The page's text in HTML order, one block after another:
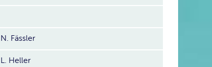
N. Fässler
L. Heller